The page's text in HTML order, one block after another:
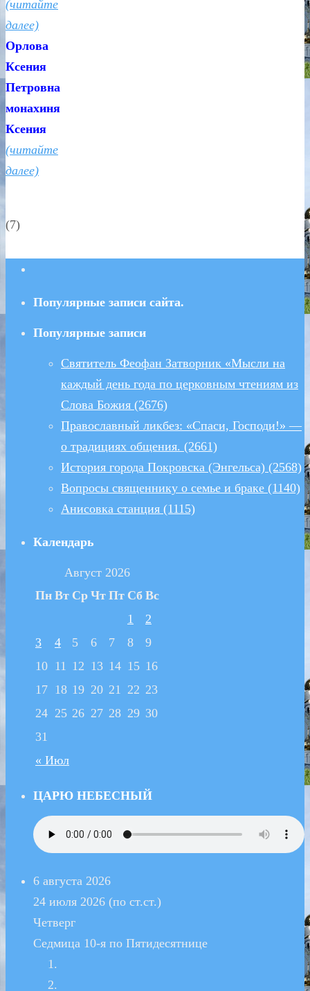
(читайте
далее)
Орлова
Ксения
Петровна
монахиня
Ксения
(читайте
далее)
(7)
Популярные записи сайта.
Популярные записи
Святитель Феофан Затворник «Мысли на
каждый день года по церковным чтениям из
Слова Божия (2676)
Православный ликбез: «Спаси, Господи!» —
о традициях общения. (2661)
История города Покровска (Энгельса) (2568)
Вопросы священнику о семье и браке (1140)
Анисовка станция (1115)
Календарь
Август 2026
Пн Вт Ср Чт Пт Сб Вс
« Июл
1
2
3
4 5 6 7 8
9
10 11 12 13 14 15 16
17 18 19 20 21 22 23
24 25 26 27 28 29 30
31
ЦАРЮ НЕБЕСНЫЙ
6 августа 2026
24 июля 2026 (по ст.ст.)
Четверг
Седмица 10-я по Пятидесятнице